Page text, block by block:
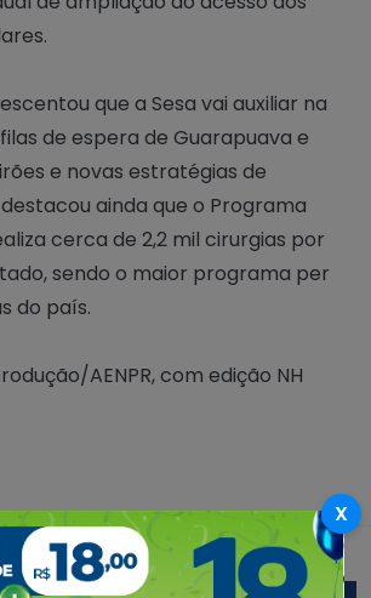
que a Sesa vai auxiliar na
de espera de Guarapuava e
e novas estratégias de
ainda que o Programa
cerca de 2,2 mil cirurgias por
sendo o maior programa per
do país.
AENPR, com edição NH
X